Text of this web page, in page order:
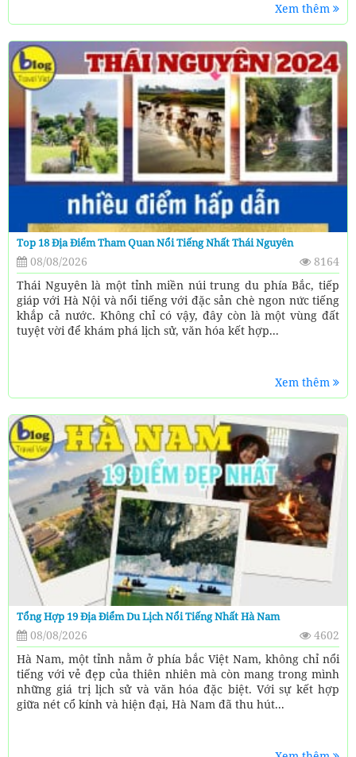
Xem thêm
Top 18 Địa Điểm Tham Quan Nổi Tiếng Nhất Thái Nguyên
08/08/2026
8164
Thái Nguyên là một tỉnh miền núi trung du phía Bắc, tiếp
giáp với Hà Nội và nổi tiếng với đặc sản chè ngon nức tiếng
khắp cả nước. Không chỉ có vậy, đây còn là một vùng đất
tuyệt vời để khám phá lịch sử, văn hóa kết hợp...
Xem thêm
Tổng Hợp 19 Địa Điểm Du Lịch Nổi Tiếng Nhất Hà Nam
08/08/2026
4602
Hà Nam, một tỉnh nằm ở phía bắc Việt Nam, không chỉ nổi
tiếng với vẻ đẹp của thiên nhiên mà còn mang trong mình
những giá trị lịch sử và văn hóa đặc biệt. Với sự kết hợp
giữa nét cổ kính và hiện đại, Hà Nam đã thu hút...